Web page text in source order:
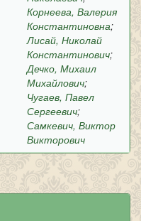
Корнеева, Валерия
Константиновна;
Лисай, Николай
Константинович;
Дечко, Михаил
Михайлович;
Чугаев, Павел
Сергеевич;
Самкевич, Виктор
Викторович